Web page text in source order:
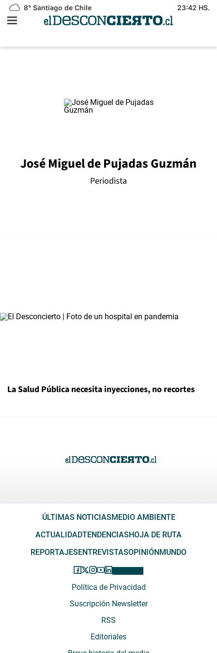
8° Santiago de Chile 23:42 HS.
José Miguel de Pujadas Guzmán
Periodista
La Salud Pública necesita inyecciones, no recortes
ÚLTIMAS NOTICIASMEDIO AMBIENTE
ACTUALIDADTENDENCIASHOJA DE RUTA
REPORTAJESENTREVISTASOPINIÓNMUNDO
Política de Privacidad
Suscripción Newsletter
RSS
Editoriales